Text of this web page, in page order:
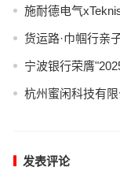
施耐德电气
货运路·巾帼行亲
宁波银行荣膺
杭州蜜闲科技有
发表评论